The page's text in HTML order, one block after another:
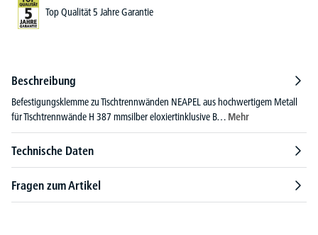
Top Qualität 5 Jahre Garantie
Beschreibung
Befestigungsklemme zu Tischtrennwänden NEAPEL aus hochwertigem Metall
für Tischtrennwände H 387 mmsilber eloxiertinklusive B… Mehr
Technische Daten
Fragen zum Artikel